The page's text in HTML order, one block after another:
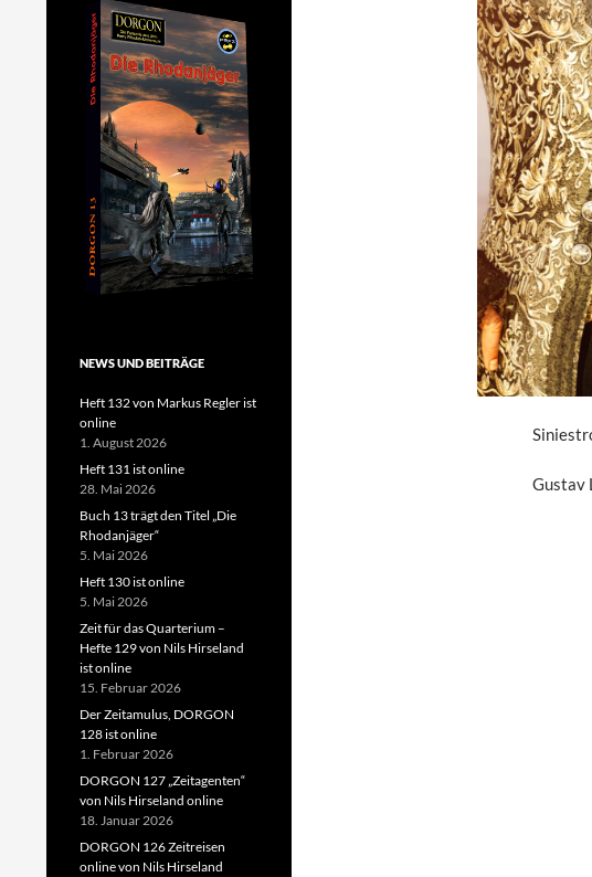
Gustav
NEWS UND BEITRÄGE
Heft 132 von Markus Regler ist
online
1. August 2026
Heft 131 ist online
28. Mai 2026
Buch 13 trägt den Titel „Die
Rhodanjäger“
5. Mai 2026
Heft 130 ist online
5. Mai 2026
Zeit für das Quarterium –
Hefte 129 von Nils Hirseland
ist online
15. Februar 2026
Der Zeitamulus, DORGON
128 ist online
1. Februar 2026
DORGON 127 „Zeitagenten“
von Nils Hirseland online
18. Januar 2026
DORGON 126 Zeitreisen
online von Nils Hirseland